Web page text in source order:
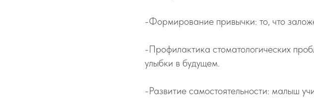
-Формирование привычки: то, что
-Профилактика стоматологических
улыбки в будущем.
-Развитие самостоятельности: малыш